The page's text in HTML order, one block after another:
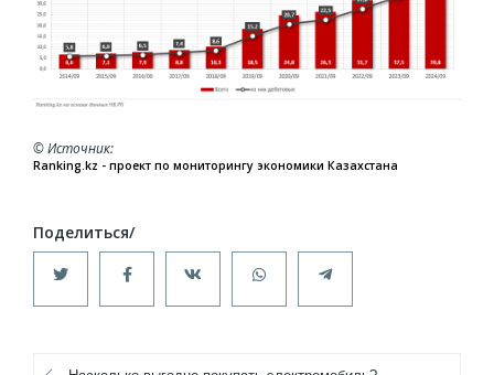
© Источник
Ranking.kz - проект по мониторингу экономики Казахстана